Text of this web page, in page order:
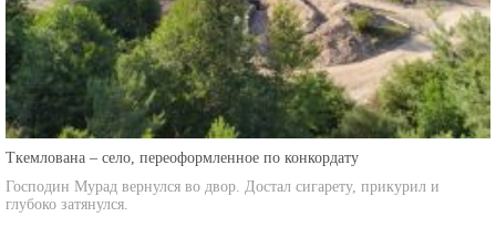
Ткемлована – село, переоформленное по конкордату
Господин Мурад вернулся во двор. Достал сигарету, прикурил и
глубоко затянулся.